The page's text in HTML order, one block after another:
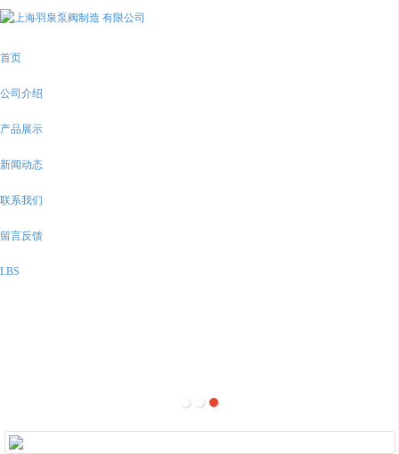
首页
公司介绍
产品展示
新闻动态
联系我们
留言反馈
LBS